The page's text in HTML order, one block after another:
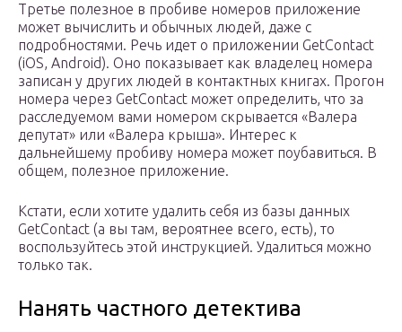
Третье полезное в пробиве номеров приложение
может вычислить и обычных людей, даже с
подробностями. Речь идет о приложении GetContact
(iOS, Android). Оно показывает как владелец номера
записан у других людей в контактных книгах. Прогон
номера через GetContact может определить, что за
расследуемом вами номером скрывается «Валера
депутат» или «Валера крыша». Интерес к
дальнейшему пробиву номера может поубавиться. В
общем, полезное приложение.
Кстати, если хотите удалить себя из базы данных
GetContact (а вы там, вероятнее всего, есть), то
воспользуйтесь этой инструкцией. Удалиться можно
только так.
Нанять частного детектива